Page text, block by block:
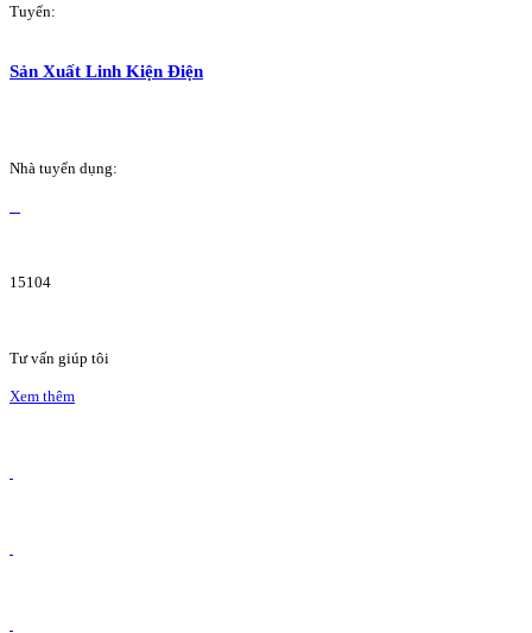
Tuyển:
Sản Xuất Linh Kiện Điện
Nhà tuyển dụng:
15104
Tư vấn giúp tôi
Xem thêm